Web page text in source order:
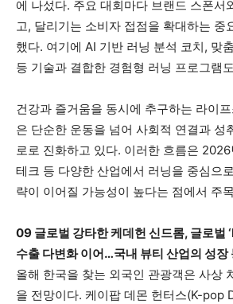
에 나섰다. 주요 대회마다 브랜드 스폰서
고, 달리기는 소비자 접점을 확대하는 중
했다. 여기에 AI 기반 러닝 분석 코치, 맞
등 기술과 결합한 경험형 러닝 프로그램
건강과 즐거움을 동시에 추구하는 라이
은 단순한 운동을 넘어 사회적 연결과 성
로로 진화하고 있다. 이러한 흐름은
테크 등 다양한 산업에서 러닝을 중심으
략이 이어질 가능성이 높다는 점에서 주
09 글로벌 강타한 케데헌 신드롬, 글로벌
수출 다변화 이어…국내 뷰티 산업의 성장
올해 한국을 찾는 외국인 관광객은 사상
을 전망이다. 케이팝 데몬 헌터스(K-pop